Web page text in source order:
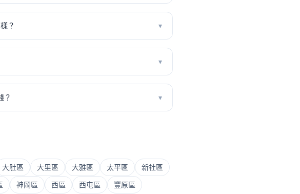
？ ▾
▾
？ ▾
大肚區 大里區 大雅區 太平區
新社區
神岡區 西區 西屯區
豐原區